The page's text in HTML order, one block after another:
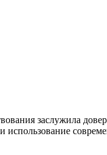
заслужила